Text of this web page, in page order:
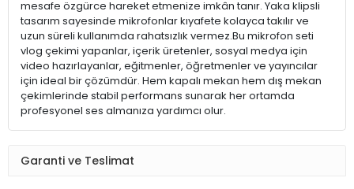
mesafe özgürce hareket etmenize imkân tanır. Yaka klipsli
tasarım sayesinde mikrofonlar kıyafete kolayca takılır ve
uzun süreli kullanımda rahatsızlık vermez.Bu mikrofon seti
vlog çekimi yapanlar, içerik üretenler, sosyal medya için
video hazırlayanlar, eğitmenler, öğretmenler ve yayıncılar
için ideal bir çözümdür. Hem kapalı mekan hem dış mekan
çekimlerinde stabil performans sunarak her ortamda
profesyonel ses almanıza yardımcı olur.
Garanti ve Teslimat